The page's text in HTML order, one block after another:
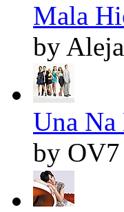
Mala
by
Una
by OV7